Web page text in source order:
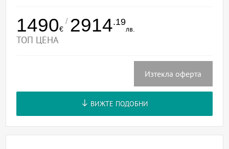
1490€
/ 2914.19
лв.
ТОП ЦЕНА
Изтекла оферта
ВИЖТЕ ПОДОБНИ